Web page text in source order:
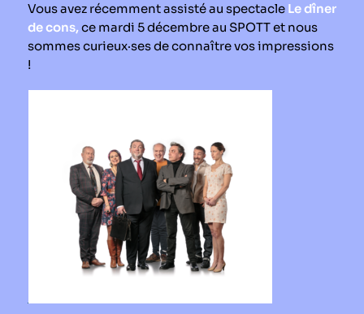
Offres d'emploi
Le périodique
Vous avez récemment assisté au spectacle Le dîner
de cons,ce mardi 5 décembre au SPOTT et nous
sommes curieux·ses de connaître vos impressions
!